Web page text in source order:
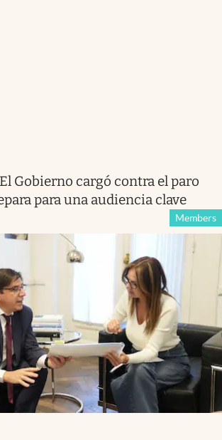
El Gobierno cargó contra el paro
para una audiencia clave
Members